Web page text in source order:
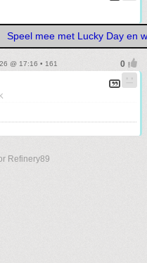
Speel mee met Lucky Day en
@ 17:16 • 161
Refinery89